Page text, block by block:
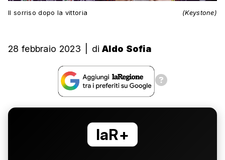
Il sorriso dopo la vittoria (Keystone)
28 febbraio 2023 di Aldo Sofia
laR+